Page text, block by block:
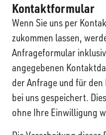
Kontaktformular
Wenn Sie uns per
zukommen lassen,
Anfrageformular
angegebenen
der Anfrage und für
bei uns gespeichert.
ohne Ihre Einwilligung